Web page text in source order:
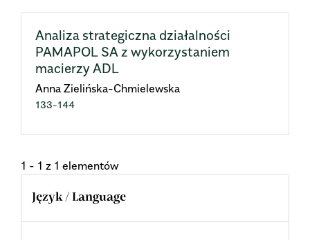
Analiza strategiczna działalności
PAMAPOL SA z wykorzystaniem
macierzy ADL
Anna Zielińska-Chmielewska
133-144
1 - 1 z 1 elementów
Język / Language